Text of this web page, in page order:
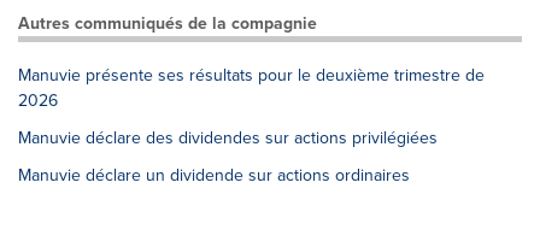
Autres communiqués de la compagnie
Manuvie présente ses résultats pour le deuxième trimestre de
2026
Manuvie déclare des dividendes sur actions privilégiées
Manuvie déclare un dividende sur actions ordinaires